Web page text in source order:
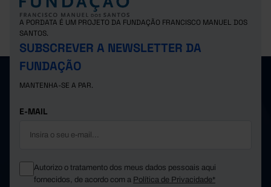
A PORDATA É UM PROJETO DA FUNDAÇÃO FRANCISCO MANUEL DOS
SANTOS.
SUBSCREVER A NEWSLETTER DA
FUNDAÇÃO
MANTENHA-SE A PAR.
E-MAIL
Autorizo o tratamento dos meus dados pessoais aqui
fornecidos, de acordo com a Política de Privacidade*